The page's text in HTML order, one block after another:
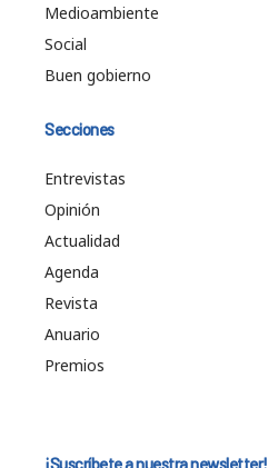
Medioambiente
Social
Buen gobierno
Secciones
Entrevistas
Opinión
Actualidad
Agenda
Revista
Anuario
Premios
¡Suscríbete a nuestra newsletter!